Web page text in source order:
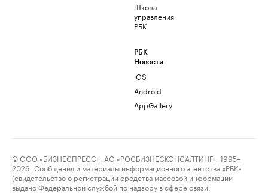
Школа
управления
РБК
РБК
Новости
iOS
Android
AppGallery
© ООО «БИЗНЕСПРЕСС», АО «РОСБИЗНЕСКОНСАЛТИНГ», 1995–
2026. Сообщения и материалы информационного агентства «РБК»
(свидетельство о регистрации средства массовой информации
выдано Федеральной службой по надзору в сфере связи,